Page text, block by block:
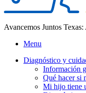
Avancemos Juntos
Menu
Diagnóstico y
Información
Qué hacer si
Mi hijo tiene